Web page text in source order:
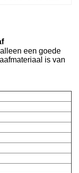
een goede
is van